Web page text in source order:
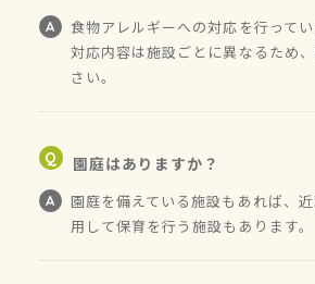
食物アレルギーへの対応を行ってい
対応内容は施設ごとに異なるため
さい。
園庭はありますか？
園庭を備えている施設もあれば、
用して保育を行う施設もあります。